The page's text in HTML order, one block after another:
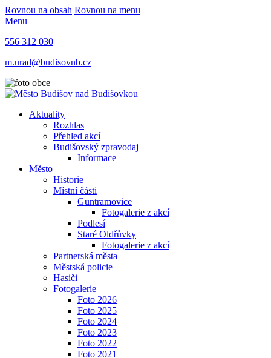
Rovnou na obsah Rovnou na menu
Menu
556 312 030
m.urad@budisovnb.cz
Aktuality
Rozhlas
Přehled akcí
Budišovský zpravodaj
Informace
Město
Historie
Místní části
Guntramovice
Fotogalerie z akcí
Podlesí
Staré Oldřůvky
Fotogalerie z akcí
Partnerská města
Městská policie
Hasiči
Fotogalerie
Foto 2026
Foto 2025
Foto 2024
Foto 2023
Foto 2022
Foto 2021